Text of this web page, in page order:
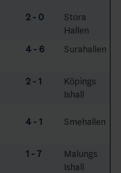
2 - 0
Stora
Hallen
4 - 6 Surahallen
2 - 1
Köpings
Ishall
4 - 1 Smehallen
1 - 7
Malungs
Ishall